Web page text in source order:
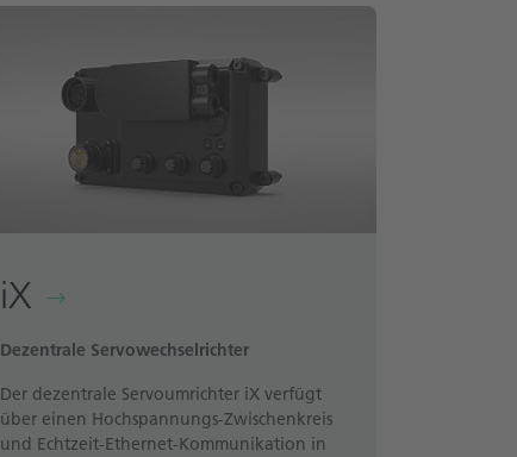
iX
Dezentrale Servowechselrichter
Der dezentrale Servoumrichter iX verfügt
über einen Hochspannungs-Zwischenkreis
und Echtzeit-Ethernet-Kommunikation in